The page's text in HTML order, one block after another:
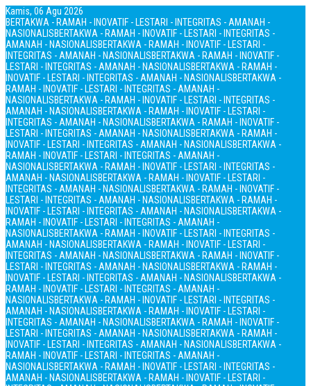
Kamis, 06 Agu 2026
BERTAKWA - RAMAH - INOVATIF - LESTARI - INTEGRITAS - AMANAH -
NASIONALISBERTAKWA - RAMAH - INOVATIF - LESTARI - INTEGRITAS -
AMANAH - NASIONALISBERTAKWA - RAMAH - INOVATIF - LESTARI -
INTEGRITAS - AMANAH - NASIONALISBERTAKWA - RAMAH - INOVATIF -
LESTARI - INTEGRITAS - AMANAH - NASIONALISBERTAKWA - RAMAH -
INOVATIF - LESTARI - INTEGRITAS - AMANAH - NASIONALISBERTAKWA -
RAMAH - INOVATIF - LESTARI - INTEGRITAS - AMANAH -
NASIONALISBERTAKWA - RAMAH - INOVATIF - LESTARI - INTEGRITAS -
AMANAH - NASIONALISBERTAKWA - RAMAH - INOVATIF - LESTARI -
INTEGRITAS - AMANAH - NASIONALISBERTAKWA - RAMAH - INOVATIF -
LESTARI - INTEGRITAS - AMANAH - NASIONALISBERTAKWA - RAMAH -
INOVATIF - LESTARI - INTEGRITAS - AMANAH - NASIONALISBERTAKWA -
RAMAH - INOVATIF - LESTARI - INTEGRITAS - AMANAH -
NASIONALISBERTAKWA - RAMAH - INOVATIF - LESTARI - INTEGRITAS -
AMANAH - NASIONALISBERTAKWA - RAMAH - INOVATIF - LESTARI -
INTEGRITAS - AMANAH - NASIONALISBERTAKWA - RAMAH - INOVATIF -
LESTARI - INTEGRITAS - AMANAH - NASIONALISBERTAKWA - RAMAH -
INOVATIF - LESTARI - INTEGRITAS - AMANAH - NASIONALISBERTAKWA -
RAMAH - INOVATIF - LESTARI - INTEGRITAS - AMANAH -
NASIONALISBERTAKWA - RAMAH - INOVATIF - LESTARI - INTEGRITAS -
AMANAH - NASIONALISBERTAKWA - RAMAH - INOVATIF - LESTARI -
INTEGRITAS - AMANAH - NASIONALISBERTAKWA - RAMAH - INOVATIF -
LESTARI - INTEGRITAS - AMANAH - NASIONALISBERTAKWA - RAMAH -
INOVATIF - LESTARI - INTEGRITAS - AMANAH - NASIONALISBERTAKWA -
RAMAH - INOVATIF - LESTARI - INTEGRITAS - AMANAH -
NASIONALISBERTAKWA - RAMAH - INOVATIF - LESTARI - INTEGRITAS -
AMANAH - NASIONALISBERTAKWA - RAMAH - INOVATIF - LESTARI -
INTEGRITAS - AMANAH - NASIONALISBERTAKWA - RAMAH - INOVATIF -
LESTARI - INTEGRITAS - AMANAH - NASIONALISBERTAKWA - RAMAH -
INOVATIF - LESTARI - INTEGRITAS - AMANAH - NASIONALISBERTAKWA -
RAMAH - INOVATIF - LESTARI - INTEGRITAS - AMANAH -
NASIONALISBERTAKWA - RAMAH - INOVATIF - LESTARI - INTEGRITAS -
AMANAH - NASIONALISBERTAKWA - RAMAH - INOVATIF - LESTARI -